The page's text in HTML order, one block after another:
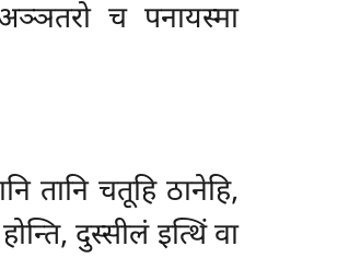
च पनायस्मा
तानि चतूहि ठानेहि,
दुस्सीलं इत्थिं वा